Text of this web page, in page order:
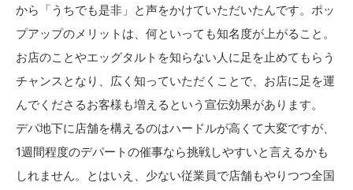
から「うちでも是非」と声をかけていただいたんです。ポッ
プアップのメリットは、何といっても知名度が上がること。
お店のことやエッグタルトを知らない人に足を止めてもらう
チャンスとなり、広く知っていただくことで、お店に足を運
んでくださるお客様も増えるという宣伝効果があります。
デパ地下に店舗を構えるのはハードルが高くて大変ですが、
1週間程度のデパートの催事なら挑戦しやすいと言えるかも
しれません。とはいえ、少ない従業員で店舗もやりつつ全国